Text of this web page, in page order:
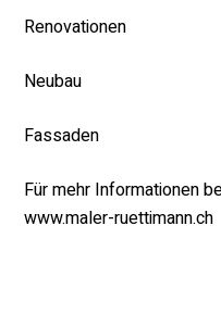
Renovationen
Neubau
Fassaden
Für mehr Informationen
www.maler-ruettimann.ch